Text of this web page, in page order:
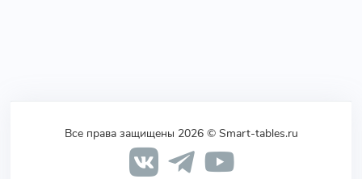
Все права защищены 2026 © Smart-tables.ru